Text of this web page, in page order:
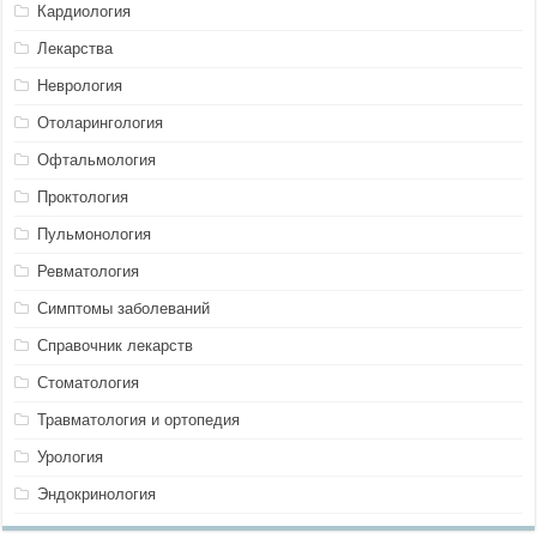
Кардиология
Лекарства
Неврология
Отоларингология
Офтальмология
Проктология
Пульмонология
Ревматология
Симптомы заболеваний
Справочник лекарств
Стоматология
Травматология и ортопедия
Урология
Эндокринология